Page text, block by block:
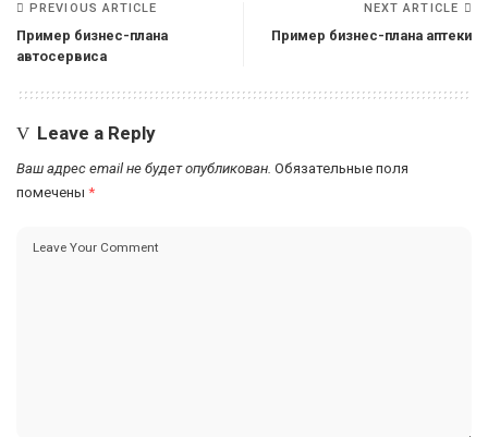
PREVIOUS ARTICLE
Пример бизнес-плана
автосервиса
NEXT ARTICLE
Пример бизнес-плана аптеки
Leave a Reply
Ваш адрес email не будет опубликован. Обязательные поля
помечены *